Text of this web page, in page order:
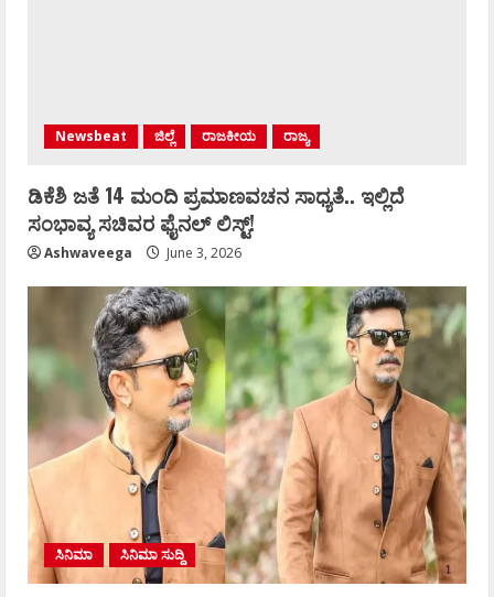
Newsbeat ಜಿಲ್ಲೆ ರಾಜಕೀಯ ರಾಜ್ಯ
ಡಿಕೆಶಿ ಜತೆ 14 ಮಂದಿ ಪ್ರಮಾಣವಚನ ಸಾಧ್ಯತೆ.. ಇಲ್ಲಿದೆ
ಸಂಭಾವ್ಯ ಸಚಿವರ ಫೈನಲ್ ಲಿಸ್ಟ್‌!
Ashwaveega June 3, 2026
ಸಿನಿಮಾ ಸಿನಿಮಾ ಸುದ್ದಿ